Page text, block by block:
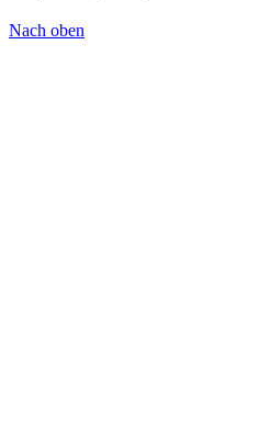
Nach oben